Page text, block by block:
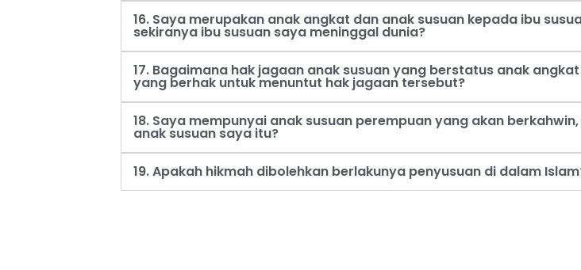
16. Saya merupakan anak angkat dan anak susuan kepada ibu
sekiranya ibu susuan saya meninggal dunia?
17. Bagaimana hak jagaan anak susuan yang berstatus anak
yang berhak untuk menuntut hak jagaan tersebut?
18. Saya mempunyai anak susuan perempuan yang akan
anak susuan saya itu?
19. Apakah hikmah dibolehkan berlakunya penyusuan di dalam